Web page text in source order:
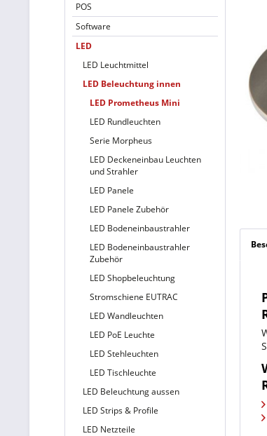
POS
Software
LED
LED Leuchtmittel
LED Beleuchtung innen
LED Prometheus Mini
LED Rundleuchten
Serie Morpheus
LED Deckeneinbau Leuchten
und Strahler
LED Panele
LED Panele Zubehör
LED Bodeneinbaustrahler
LED Bodeneinbaustrahler
Zubehör
LED Shopbeleuchtung
Stromschiene EUTRAC
LED Wandleuchten
LED PoE Leuchte
LED Stehleuchten
LED Tischleuchte
LED Beleuchtung aussen
LED Strips & Profile
LED Netzteile